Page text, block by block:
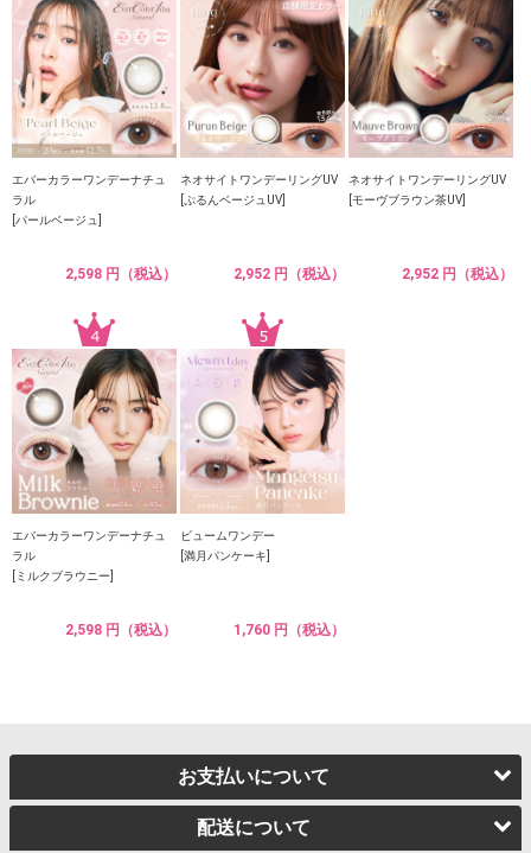
エバーカラーワンデーナチュ
ラル
[パールベージュ]
2,598 円（税込）
ネオサイトワンデーリングUV
[ぷるんベージュUV]
2,952 円（税込）
ネオサイトワンデーリングUV
[モーヴブラウン茶UV]
2,952 円（税込）
エバーカラーワンデーナチュ
ラル
[ミルクブラウニー]
2,598 円（税込）
ビュームワンデー
[満月パンケーキ]
1,760 円（税込）
お支払いについて
配送について